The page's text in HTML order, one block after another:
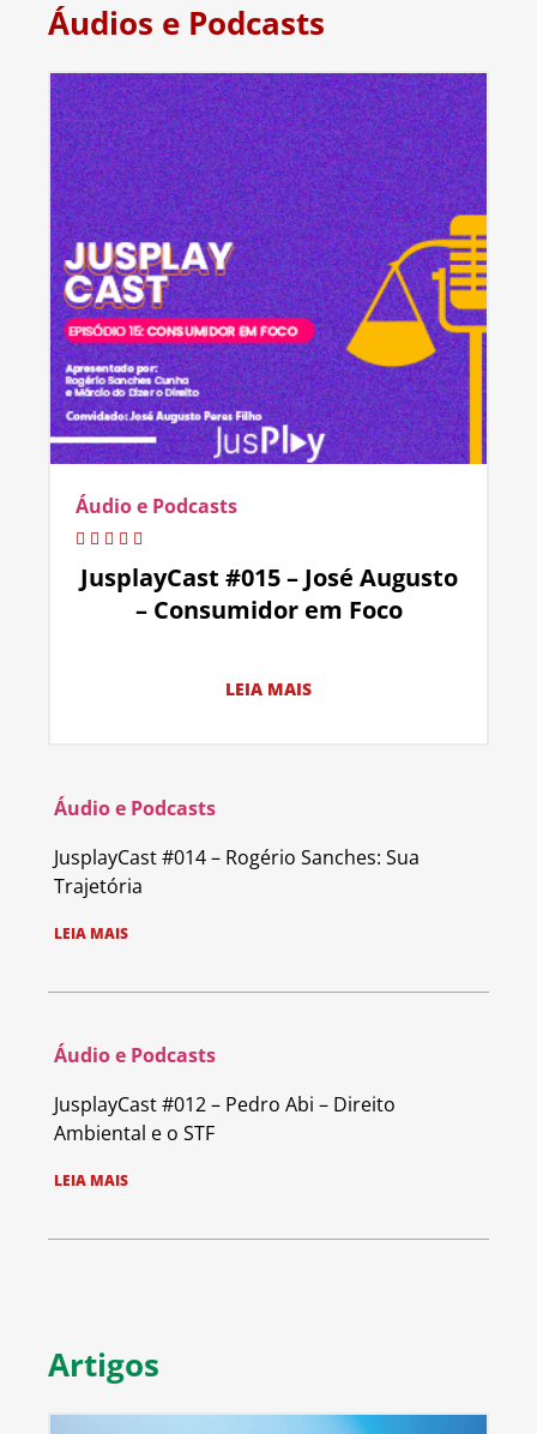
Áudios e Podcasts
Áudio e Podcasts
JusplayCast #015 – José Augusto
– Consumidor em Foco
LEIA MAIS
Áudio e Podcasts
JusplayCast #014 – Rogério Sanches: Sua
Trajetória
LEIA MAIS
Áudio e Podcasts
JusplayCast #012 – Pedro Abi – Direito
Ambiental e o STF
LEIA MAIS
Artigos